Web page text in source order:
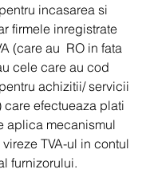
incasarea si
firmele inregistrate
(care au  RO in fata
cele care au cod
achizitii/ servicii
care efectueaza plati
aplica mecanismul
TVA-ul in contul
furnizorului.